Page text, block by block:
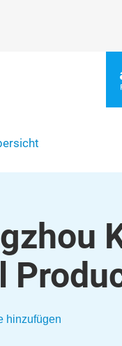
hinzufügen